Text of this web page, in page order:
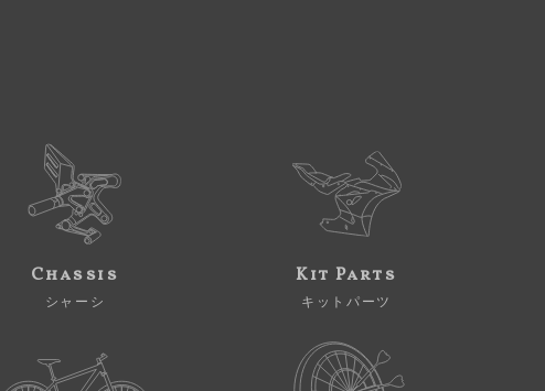
Chassis
シャーシ
Kit Parts
キットパーツ